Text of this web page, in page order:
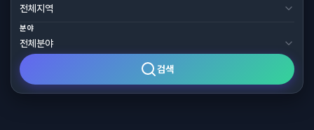
분야
검색